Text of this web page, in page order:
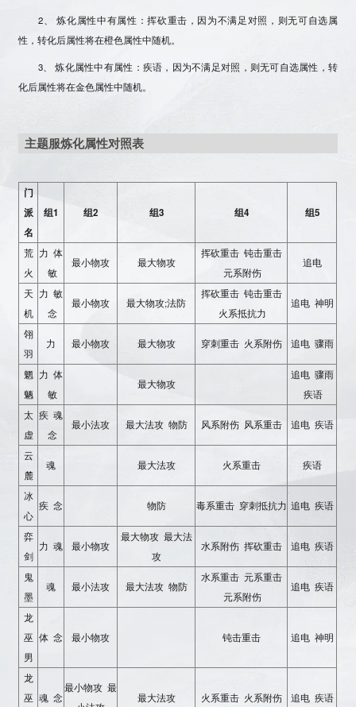
2、 炼化属性中有属性：挥砍重击，因为不满足对照，则无可自选属
性，转化后属性将在橙色属性中随机。
3、 炼化属性中有属性： 疾语 ，因为不满足对照，则无可自选属性，转
化后属性将在金色属性中随机。
主题服炼化属性对照表
门
派
名
组1 组2 组3 组4 组5
荒
火
力 体
敏
最小物攻 最大物攻
挥砍重击 钝击重击
元系附伤
追电
天
机
力 敏
念
最小物攻 最大物攻;法防
挥砍重击 钝击重击
火系抵抗力
追电 神明
翎
羽
力 最小物攻 最大物攻 穿刺重击 火系附伤 追电 骤雨
魍
魉
力 体
敏
最大物攻
追电 骤雨
疾语
太
虚
疾 魂
念
最小法攻 最大法攻 物防 风系附伤 风系重击 追电 疾语
云
麓
魂 最大法攻 火系重击 疾语
冰
心
疾 念 物防 毒系重击 穿刺抵抗力 追电 疾语
弈
剑
力 魂 最小物攻
最大物攻 最大法
攻
水系附伤 挥砍重击 追电 疾语
鬼
墨
魂 最小法攻 最大法攻 物防
水系重击 元系重击
元系附伤
追电 疾语
龙
巫
男
体 念 最小物攻 钝击重击 追电 神明
龙
巫 魂 念
最小物攻 最
最大法攻 火系重击 火系附伤 追电 疾语